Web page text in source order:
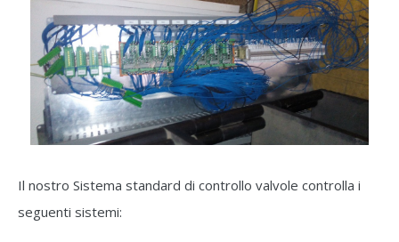
Il nostro Sistema standard di controllo valvole controlla i
seguenti sistemi: